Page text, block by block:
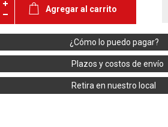
Agregar al carrito
¿Cómo lo puedo pagar?
Plazos y costos de envío
Retira en nuestro local